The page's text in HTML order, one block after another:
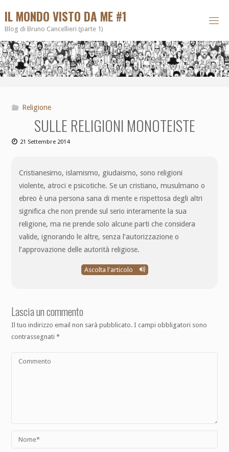
IL MONDO VISTO DA ME #1
Blog di Bruno Cancellieri (parte 1)
Religione
SULLE RELIGIONI MONOTEISTE
21 Settembre 2014
Cristianesimo, islamismo, giudaismo, sono religioni
violente, atroci e psicotiche. Se un cristiano, musulmano o
ebreo è una persona sana di mente e rispettosa degli altri
significa che non prende sul serio interamente la sua
religione, ma ne prende solo alcune parti che considera
valide, ignorando le altre, senza l’autorizzazione o
l’approvazione delle autorità religiose.
Ascolta l'articolo
Lascia un commento
Il tuo indirizzo email non sarà pubblicato. I campi obbligatori sono
contrassegnati*